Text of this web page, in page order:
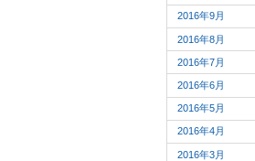
2016年9月
2016年8月
2016年7月
2016年6月
2016年5月
2016年4月
2016年3月